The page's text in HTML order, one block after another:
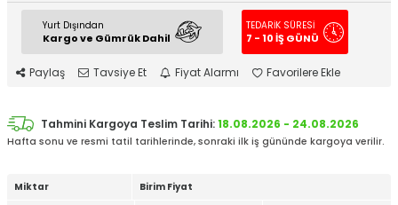
Yurt Dışından
Kargo ve Gümrük Dahil
TEDARİK SÜRESİ
7 - 10 İŞ GÜNÜ
Paylaş Tavsiye Et Fiyat Alarmı Favorilere Ekle
Tahmini Kargoya Teslim Tarihi:18.08.2026 - 24.08.2026
Hafta sonu ve resmi tatil tarihlerinde, sonraki ilk iş gününde kargoya verilir.
Miktar
Birim Fiyat